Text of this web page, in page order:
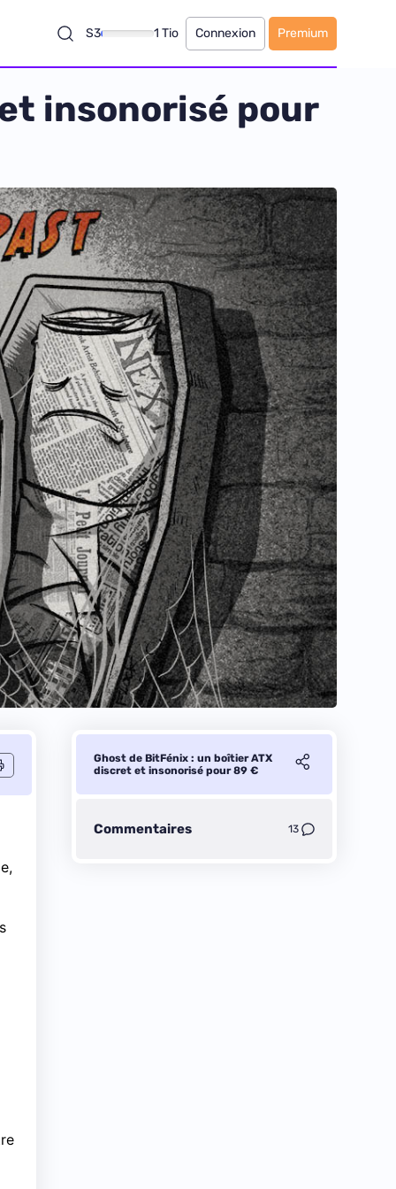
S3 1 Tio Connexion Premium
insonorisé pour
Ghost de BitFénix : un boîtier ATX
discret et insonorisé pour 89 €
Commentaires 13